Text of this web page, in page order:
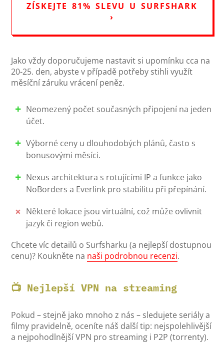
ZÍSKEJTE 81% SLEVU U SURFSHARK
›
Jako vždy doporučujeme nastavit si upomínku cca na
20-25. den, abyste v případě potřeby stihli využít
měsíční záruku vrácení peněz.
Neomezený počet současných připojení na jeden
účet.
Výborné ceny u dlouhodobých plánů, často s
bonusovými měsíci.
Nexus architektura s rotujícími IP a funkce jako
NoBorders a Everlink pro stabilitu při přepínání.
Některé lokace jsou virtuální, což může ovlivnit
jazyk či region webů.
Chcete víc detailů o Surfsharku (a nejlepší dostupnou
cenu)? Koukněte na naši podrobnou recenzi.
📺 Nejlepší VPN na streaming
Pokud – stejně jako mnoho z nás – sledujete seriály a
filmy pravidelně, oceníte náš další tip: nejspolehlivější
a nejpohodlnější VPN pro streaming i P2P (torrenty).